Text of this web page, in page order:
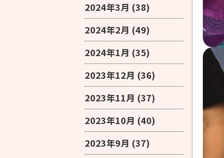
2024年3月 (38)
2024年2月 (49)
2024年1月 (35)
2023年12月 (36)
2023年11月 (37)
2023年10月 (40)
2023年9月 (37)